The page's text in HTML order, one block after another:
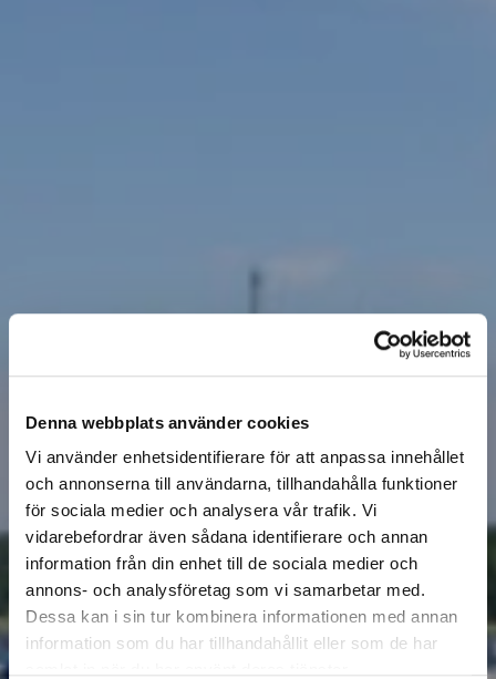
Denna webbplats använder cookies
Vi använder enhetsidentifierare för att anpassa innehållet
och annonserna till användarna, tillhandahålla funktioner
för sociala medier och analysera vår trafik. Vi
vidarebefordrar även sådana identifierare och annan
information från din enhet till de sociala medier och
annons- och analysföretag som vi samarbetar med.
Dessa kan i sin tur kombinera informationen med annan
information som du har tillhandahållit eller som de har